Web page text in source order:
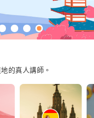
的真人講師。